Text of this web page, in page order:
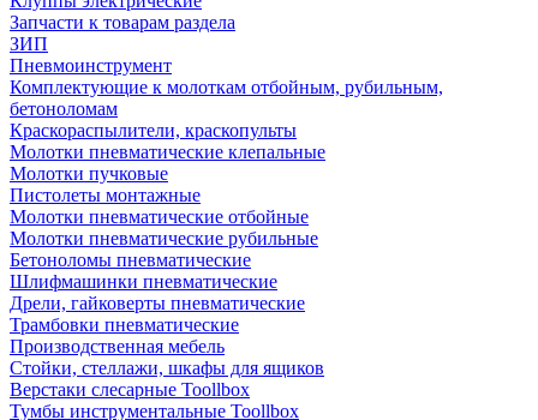
Запчасти к товарам раздела
ЗИП
Пневмоинструмент
Комплектующие к молоткам отбойным, рубильным,
бетоноломам
Краскораспылители, краскопульты
Молотки пневматические клепальные
Молотки пучковые
Пистолеты монтажные
Молотки пневматические отбойные
Молотки пневматические рубильные
Бетоноломы пневматические
Шлифмашинки пневматические
Дрели, гайковерты пневматические
Трамбовки пневматические
Производственная мебель
Стойки, стеллажи, шкафы для ящиков
Верстаки слесарные Toollbox
Тумбы инструментальные Toollbox